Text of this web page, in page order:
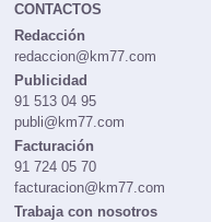
CONTACTOS
Redacción
redaccion@km77.com
Publicidad
91 513 04 95
publi@km77.com
Facturación
91 724 05 70
facturacion@km77.com
Trabaja con nosotros